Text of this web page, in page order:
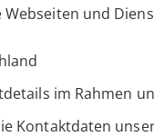
und
im Rahmen
Kontaktdaten